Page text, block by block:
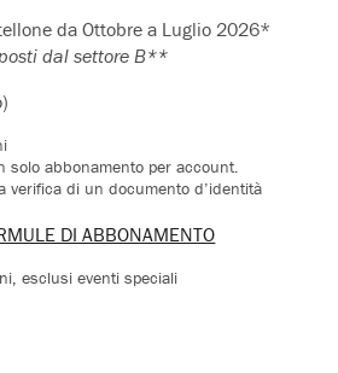
Passepartout
da Ottobre a Luglio 2026*
dal settore B**
solo abbonamento per account.
verifica di un documento d’identità
DI ABBONAMENTO
esclusi eventi speciali